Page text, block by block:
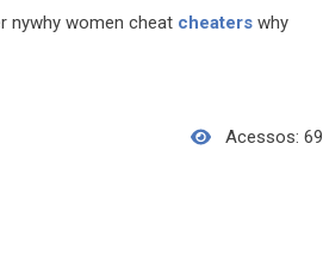
nywhy women cheat cheaters why
Acessos: 69